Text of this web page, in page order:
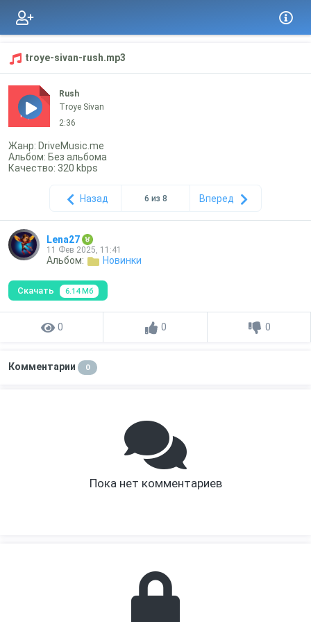
troye-sivan-rush.mp3
mp3
Rush
Troye Sivan
2:36
Жанр: DriveMusic.me
Альбом: Без альбома
Качество: 320 kbps
Назад 6 из 8 Вперед
Lena27
11 Фев 2025, 11:41
Альбом: Новинки
Скачать 6.14 Мб
0 0 0
Комментарии 0
Пока нет комментариев